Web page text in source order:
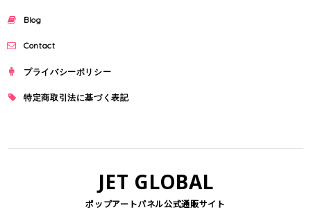
Blog
Contact
プライバシーポリシー
特定商取引法に基づく表記
JET GLOBAL
ポップアートパネル公式通販サイト